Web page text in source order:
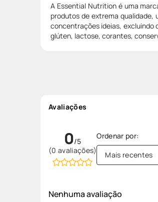
A Essential Nutrition é uma
produtos de extrema qualidade,
concentrações ideias, excluindo
glúten, lactose, corantes,
Avaliações
0
(0 avaliações) Mais recentes
Nenhuma avaliação